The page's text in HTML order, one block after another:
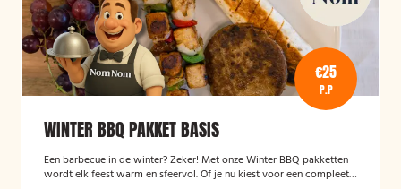
€25
P.P
WINTER BBQ PAKKET BASIS
Een barbecue in de winter? Zeker! Met onze Winter BBQ pakketten
wordt elk feest warm en sfeervol. Of je nu kiest voor een compleet